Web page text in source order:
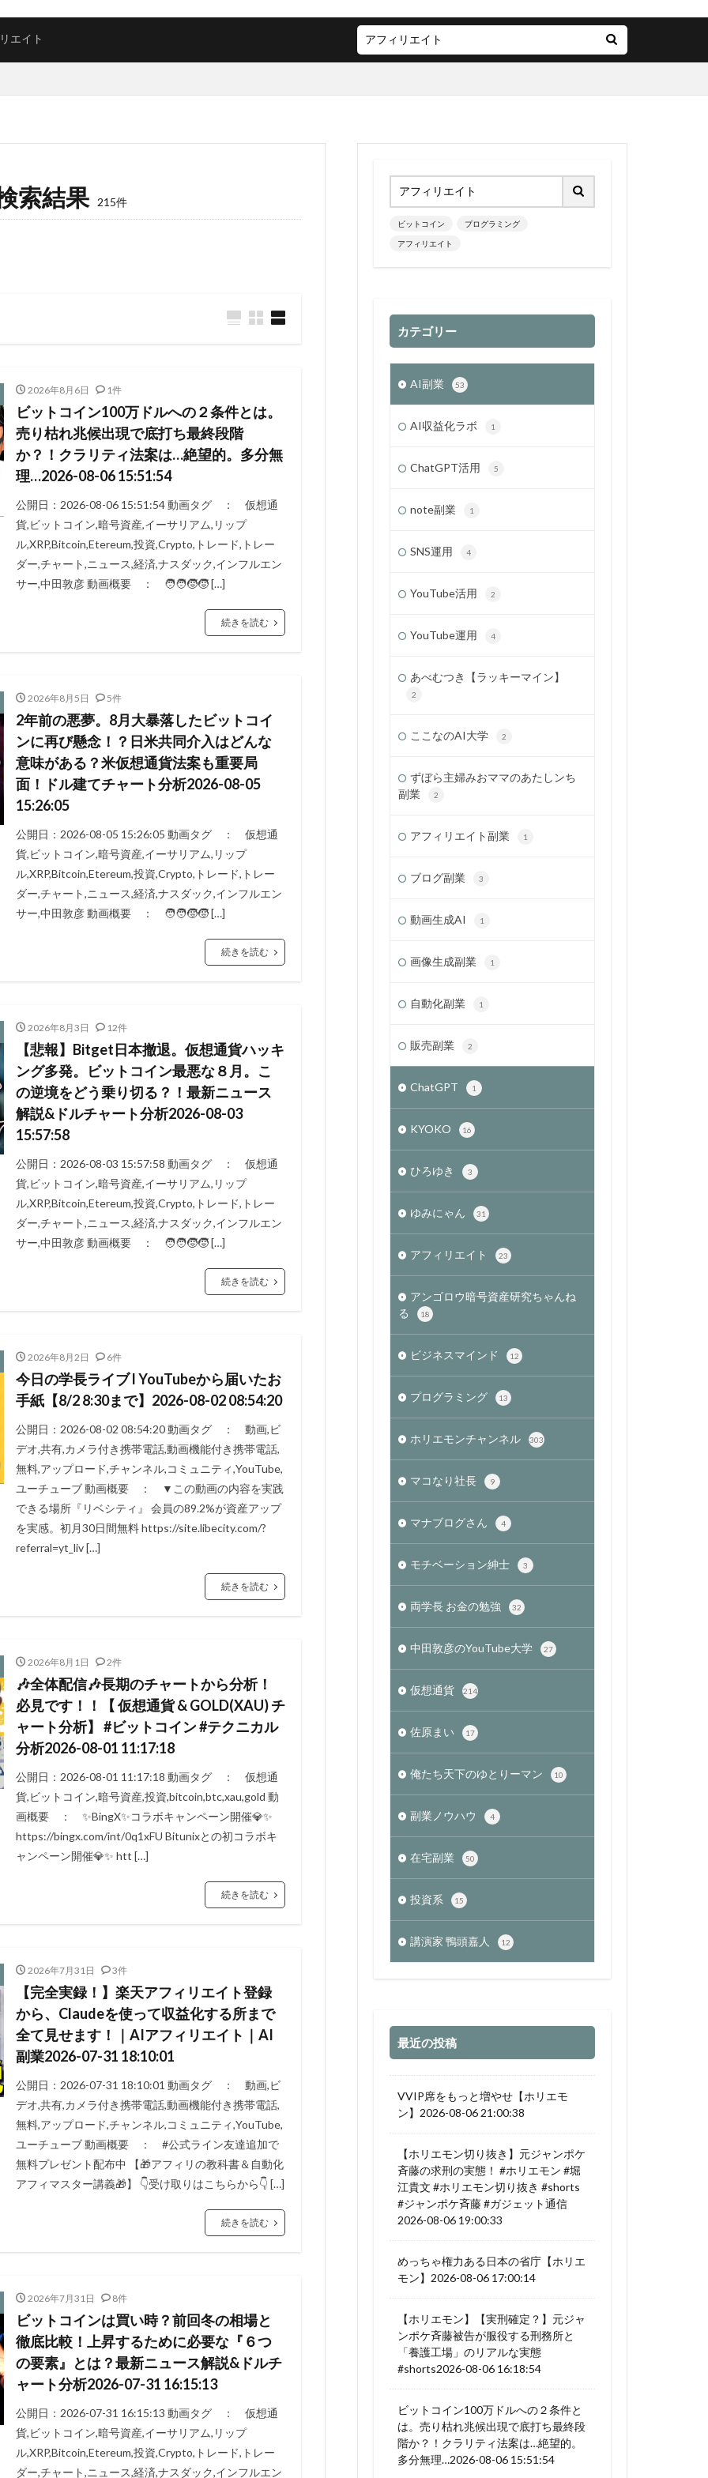
エイト
索結果 215件
2026年8月6日 1件
ビットコイン100万ドルへの２条件とは。
売り枯れ兆候出現で底打ち最終段階
か？！クラリティ法案は…絶望的。多分無
理…2026-08-06 15:51:54
公開日：2026-08-06 15:51:54 動画タグ ： 仮想通
貨,ビットコイン,暗号資産,イーサリアム,リップ
ル,XRP,Bitcoin,Etereum,投資,Crypto,トレード,トレー
ダー,チャート,ニュース,経済,ナスダック,インフルエン
サー,中田敦彦 動画概要 ： 🧑‍🧑‍🧒‍🧒 […]
続きを読む
2026年8月5日 5件
2年前の悪夢。8月大暴落したビットコイ
ンに再び懸念！？日米共同介入はどんな
意味がある？米仮想通貨法案も重要局
面！ドル建てチャート分析2026-08-05
15:26:05
公開日：2026-08-05 15:26:05 動画タグ ： 仮想通
貨,ビットコイン,暗号資産,イーサリアム,リップ
ル,XRP,Bitcoin,Etereum,投資,Crypto,トレード,トレー
ダー,チャート,ニュース,経済,ナスダック,インフルエン
サー,中田敦彦 動画概要 ： 🧑‍🧑‍🧒‍🧒 […]
続きを読む
2026年8月3日 12件
【悲報】Bitget日本撤退。仮想通貨ハッキ
ング多発。ビットコイン最悪な８月。こ
の逆境をどう乗り切る？！最新ニュース
解説&ドルチャート分析2026-08-03
15:57:58
公開日：2026-08-03 15:57:58 動画タグ ： 仮想通
貨,ビットコイン,暗号資産,イーサリアム,リップ
ル,XRP,Bitcoin,Etereum,投資,Crypto,トレード,トレー
ダー,チャート,ニュース,経済,ナスダック,インフルエン
サー,中田敦彦 動画概要 ： 🧑‍🧑‍🧒‍🧒 […]
続きを読む
2026年8月2日 6件
今日の学長ライブ l YouTubeから届いたお
手紙【8/2 8:30まで】2026-08-02 08:54:20
公開日：2026-08-02 08:54:20 動画タグ ： 動画,ビ
デオ,共有,カメラ付き携帯電話,動画機能付き携帯電話,
無料,アップロード,チャンネル,コミュニティ,YouTube,
ユーチューブ 動画概要 ： ▼この動画の内容を実践
できる場所『リベシティ』 会員の89.2%が資産アップ
を実感。初月30日間無料 https://site.libecity.com/?
referral=yt_liv […]
続きを読む
2026年8月1日 2件
🎶全体配信🎶長期のチャートから分析！
必見です！！【 仮想通貨 & GOLD(XAU) チ
ャート分析】 #ビットコイン #テクニカル
分析2026-08-01 11:17:18
公開日：2026-08-01 11:17:18 動画タグ ： 仮想通
貨,ビットコイン,暗号資産,投資,bitcoin,btc,xau,gold 動
画概要 ： ✨BingX✨コラボキャンペーン開催💎✨
https://bingx.com/int/0q1xFU Bitunixとの初コラボキ
ャンペーン開催💎✨ htt […]
続きを読む
2026年7月31日 3件
【完全実録！】楽天アフィリエイト登録
から、Claudeを使って収益化する所まで
全て見せます！｜AIアフィリエイト｜AI
副業2026-07-31 18:10:01
公開日：2026-07-31 18:10:01 動画タグ ： 動画,ビ
デオ,共有,カメラ付き携帯電話,動画機能付き携帯電話,
無料,アップロード,チャンネル,コミュニティ,YouTube,
ユーチューブ 動画概要 ： #公式ライン友達追加で
無料プレゼント配布中 【🎁アフィリの教科書＆自動化
アフィマスター講義🎁】 👇受け取りはこちらから👇 […]
続きを読む
2026年7月31日 8件
ビットコインは買い時？前回冬の相場と
徹底比較！上昇するために必要な『６つ
の要素』とは？最新ニュース解説&ドルチ
ャート分析2026-07-31 16:15:13
公開日：2026-07-31 16:15:13 動画タグ ： 仮想通
貨,ビットコイン,暗号資産,イーサリアム,リップ
ル,XRP,Bitcoin,Etereum,投資,Crypto,トレード,トレー
ダー,チャート,ニュース,経済,ナスダック,インフルエン
ビットコイン プログラミング
アフィリエイト
カテゴリー
AI副業 53
AI収益化ラボ 1
ChatGPT活用 5
note副業 1
SNS運用 4
YouTube活用 2
YouTube運用 4
あべむつき【ラッキーマイン】
2
ここなのAI大学 2
ずぼら主婦みおママのあたしンち
副業
2
アフィリエイト副業 1
ブログ副業 3
動画生成AI 1
画像生成副業 1
自動化副業 1
販売副業 2
ChatGPT 1
KYOKO 16
ひろゆき 3
ゆみにゃん 31
アフィリエイト 23
アンゴロウ暗号資産研究ちゃんね
る
18
ビジネスマインド 12
プログラミング 13
ホリエモンチャンネル 303
マコなり社長 9
マナブログさん 4
モチベーション紳士 3
両学長 お金の勉強 32
中田敦彦のYouTube大学 27
仮想通貨 214
佐原まい 17
俺たち天下のゆとりーマン 10
副業ノウハウ 4
在宅副業 50
投資系 15
講演家 鴨頭嘉人 12
最近の投稿
VVIP席をもっと増やせ【ホリエモ
ン】2026-08-06 21:00:38
【ホリエモン切り抜き】元ジャンポケ
斉藤の求刑の実態！ #ホリエモン #堀
江貴文 #ホリエモン切り抜き #shorts
#ジャンポケ斉藤 #ガジェット通信
2026-08-06 19:00:33
めっちゃ権力ある日本の省庁【ホリエ
モン】2026-08-06 17:00:14
【ホリエモン】【実刑確定？】元ジャ
ンポケ斉藤被告が服役する刑務所と
「養護工場」のリアルな実態
#shorts2026-08-06 16:18:54
ビットコイン100万ドルへの２条件と
は。売り枯れ兆候出現で底打ち最終段
階か？！クラリティ法案は…絶望的。
多分無理…2026-08-06 15:51:54